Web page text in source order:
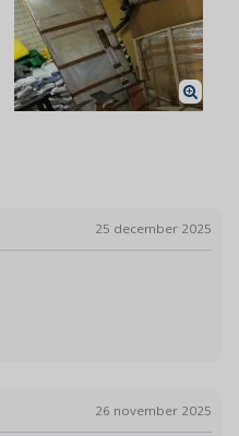
25 december 2025
26 november 2025